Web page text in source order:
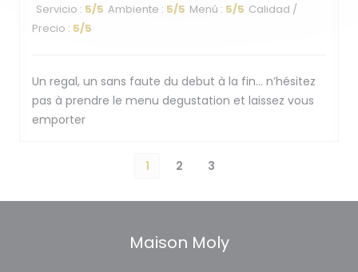
Servicio : 5/5 Ambiente : 5/5 Menú : 5/5 Calidad /
Precio : 5/5
Un regal, un sans faute du debut à la fin… n’hésitez
pas à prendre le menu degustation et laissez vous
emporter
1 2 3
Maison Moly